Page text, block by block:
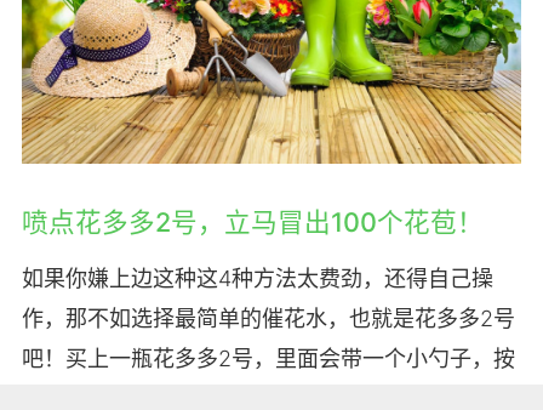
喷点花多多2号，立马冒出100个花苞！
如果你嫌上边这种这4种方法太费劲，还得自己操
作，那不如选择最简单的催花水，也就是花多多2号
吧！买上一瓶花多多2号，里面会带一个小勺子，按